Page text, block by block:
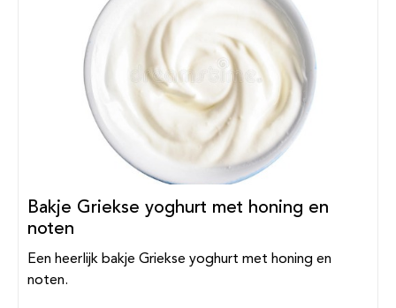
Bakje Griekse yoghurt met honing en
noten
Een heerlijk bakje Griekse yoghurt met honing en
noten.